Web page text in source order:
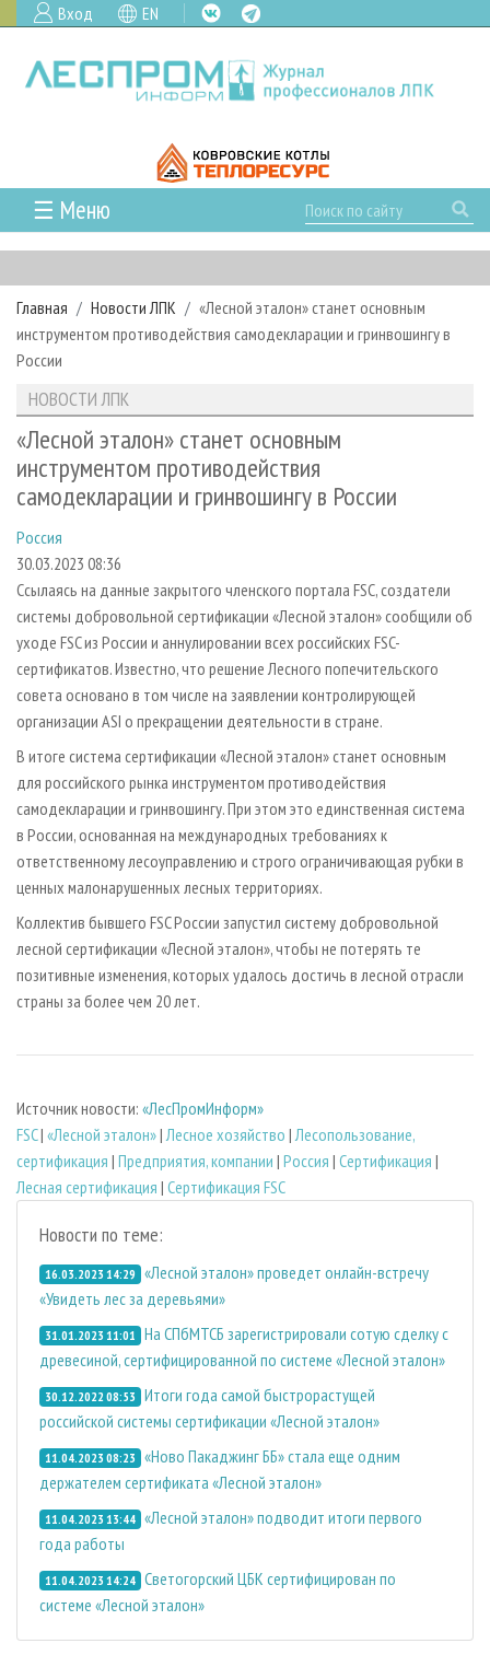
Вход EN
☰ Меню
ГЛАВНАЯ
РУБРИКИ И ТЕМЫ
РУБРИКИ ЖУРНАЛА
ЛЕСНОЕ ХОЗЯЙСТВО
ЛЕСОЗАГОТОВКА
ЛЕСОПИЛЕНИЕ
ДЕРЕВООБРАБОТКА
СУШКА ДРЕВЕСИНЫ
ПРОИЗВОДСТВО ДРЕВЕСНЫХ ПЛИТ
ДЕРЕВЯННОЕ ДОМОСТРОЕНИЕ
ПРОИЗВОДСТВО МЕБЕЛИ
БИОЭНЕРГЕТИКА
ЦБП
ИНСТРУМЕНТ И МАТЕРИАЛЫ
НОВОСТИ
КАЛЕНДАРЬ СОБЫТИЙ
НОВОСТИ ЛПК
НОВОСТИ ЖУРНАЛА
НОВОСТИ КОМПАНИЙ
ПРОЕКТЫ ЛПИ
АНАЛИТИКА
ПРЕДПРИЯТИЯ ЛПК
ЛЕСНЫЕ РЕГИОНЫ РОССИИ
ПЕРСОНЫ
МОБИЛЬНЫЕ ВЫСТАВКИ
ПРИОРИТЕТНЫЕ ИНВЕСТПРОЕКТЫ
RUSSIAN FORESTRY REVIEW
ГАЗЕТА ЛЕСПРОМФОРУМ
БИБЛИОТЕКА СПЕЦИАЛИСТА
АРХИВ
АРХИВ ЖУРНАЛОВ
СТАТЬИ
О ЖУРНАЛЕ
ПОДПИСКА
КОНТАКТЫ
РЕКЛАМОДАТЕЛЯМ
РЕКЛАМА
РЕКЛАМА НА САЙТЕ
Главная Новости ЛПК
«Лесной эталон» станет основным
инструментом противодействия самодекларации и гринвошингу в
России
НОВОСТИ ЛПК
«Лесной эталон» станет основным
инструментом противодействия
самодекларации и гринвошингу в России
Россия
30.03.2023 08:36
Ссылаясь на данные закрытого членского портала FSC, создатели
системы добровольной сертификации «Лесной эталон» сообщили об
уходе FSC из России и аннулировании всех российских FSC-
сертификатов. Известно, что решение Лесного попечительского
совета основано в том числе на заявлении контролирующей
организации ASI о прекращении деятельности в стране.
В итоге система сертификации «Лесной эталон» станет основным
для российского рынка инструментом противодействия
самодекларации и гринвошингу. При этом это единственная система
в России, основанная на международных требованиях к
ответственному лесоуправлению и строго ограничивающая рубки в
ценных малонарушенных лесных территориях.
Коллектив бывшего FSC России запустил систему добровольной
лесной сертификации «Лесной эталон», чтобы не потерять те
позитивные изменения, которых удалось достичь в лесной отрасли
страны за более чем 20 лет.
Источник новости: «ЛесПромИнформ»
FSC| «Лесной эталон»|Лесное хозяйство |Лесопользование,
сертификация | Предприятия, компании | Россия | Сертификация |
Лесная сертификация | Сертификация FSC
Новости по теме:
16.03.2023 14:29 «Лесной эталон» проведет онлайн-встречу
«Увидеть лес за деревьями»
31.01.2023 11:01 На СПбМТСБ зарегистрировали сотую сделку с
древесиной, сертифицированной по системе «Лесной эталон»
30.12.2022 08:53 Итоги года самой быстрорастущей
российской системы сертификации «Лесной эталон»
11.04.2023 08:23 «Ново Пакаджинг ББ» стала еще одним
держателем сертификата «Лесной эталон»
11.04.2023 13:44 «Лесной эталон» подводит итоги первого
года работы
11.04.2023 14:24 Светогорский ЦБК сертифицирован по
системе «Лесной эталон»